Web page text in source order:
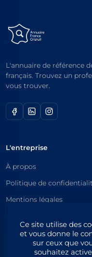
Ce site utilise des
et vous donne le
sur ceux que
souhaitez
L'annuaire de référence
français. Trouvez un
vous trouver.
L'entreprise
À propos
Politique de
Mentions légales
Catégories principales
Catégories